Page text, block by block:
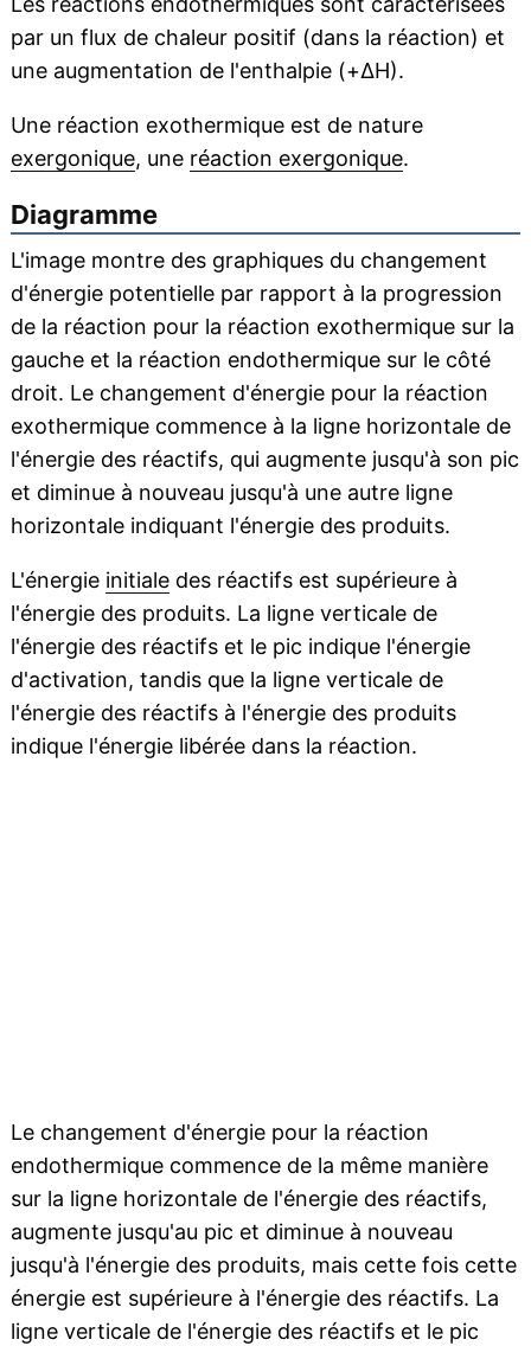
par un flux de chaleur positif (dans la réaction) et
une augmentation de l'enthalpie (+ΔH).
Une réaction exothermique est de nature
exergonique, une réaction exergonique.
Diagramme
L'image montre des graphiques du changement
d'énergie potentielle par rapport à la progression
de la réaction pour la réaction exothermique sur la
gauche et la réaction endothermique sur le côté
droit. Le changement d'énergie pour la réaction
exothermique commence à la ligne horizontale de
l'énergie des réactifs, qui augmente jusqu'à son pic
et diminue à nouveau jusqu'à une autre ligne
horizontale indiquant l'énergie des produits.
L'énergie initialedes réactifs est supérieure à
l'énergie des produits. La ligne verticale de
l'énergie des réactifs et le pic indique l'énergie
d'activation, tandis que la ligne verticale de
l'énergie des réactifs à l'énergie des produits
indique l'énergie libérée dans la réaction.
Le changement d'énergie pour la réaction
endothermique commence de la même manière
sur la ligne horizontale de l'énergie des réactifs,
augmente jusqu'au pic et diminue à nouveau
jusqu'à l'énergie des produits, mais cette fois cette
énergie est supérieure à l'énergie des réactifs. La
ligne verticale de l'énergie des réactifs et le pic